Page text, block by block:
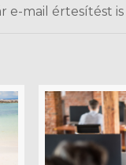
e-mail értesítést